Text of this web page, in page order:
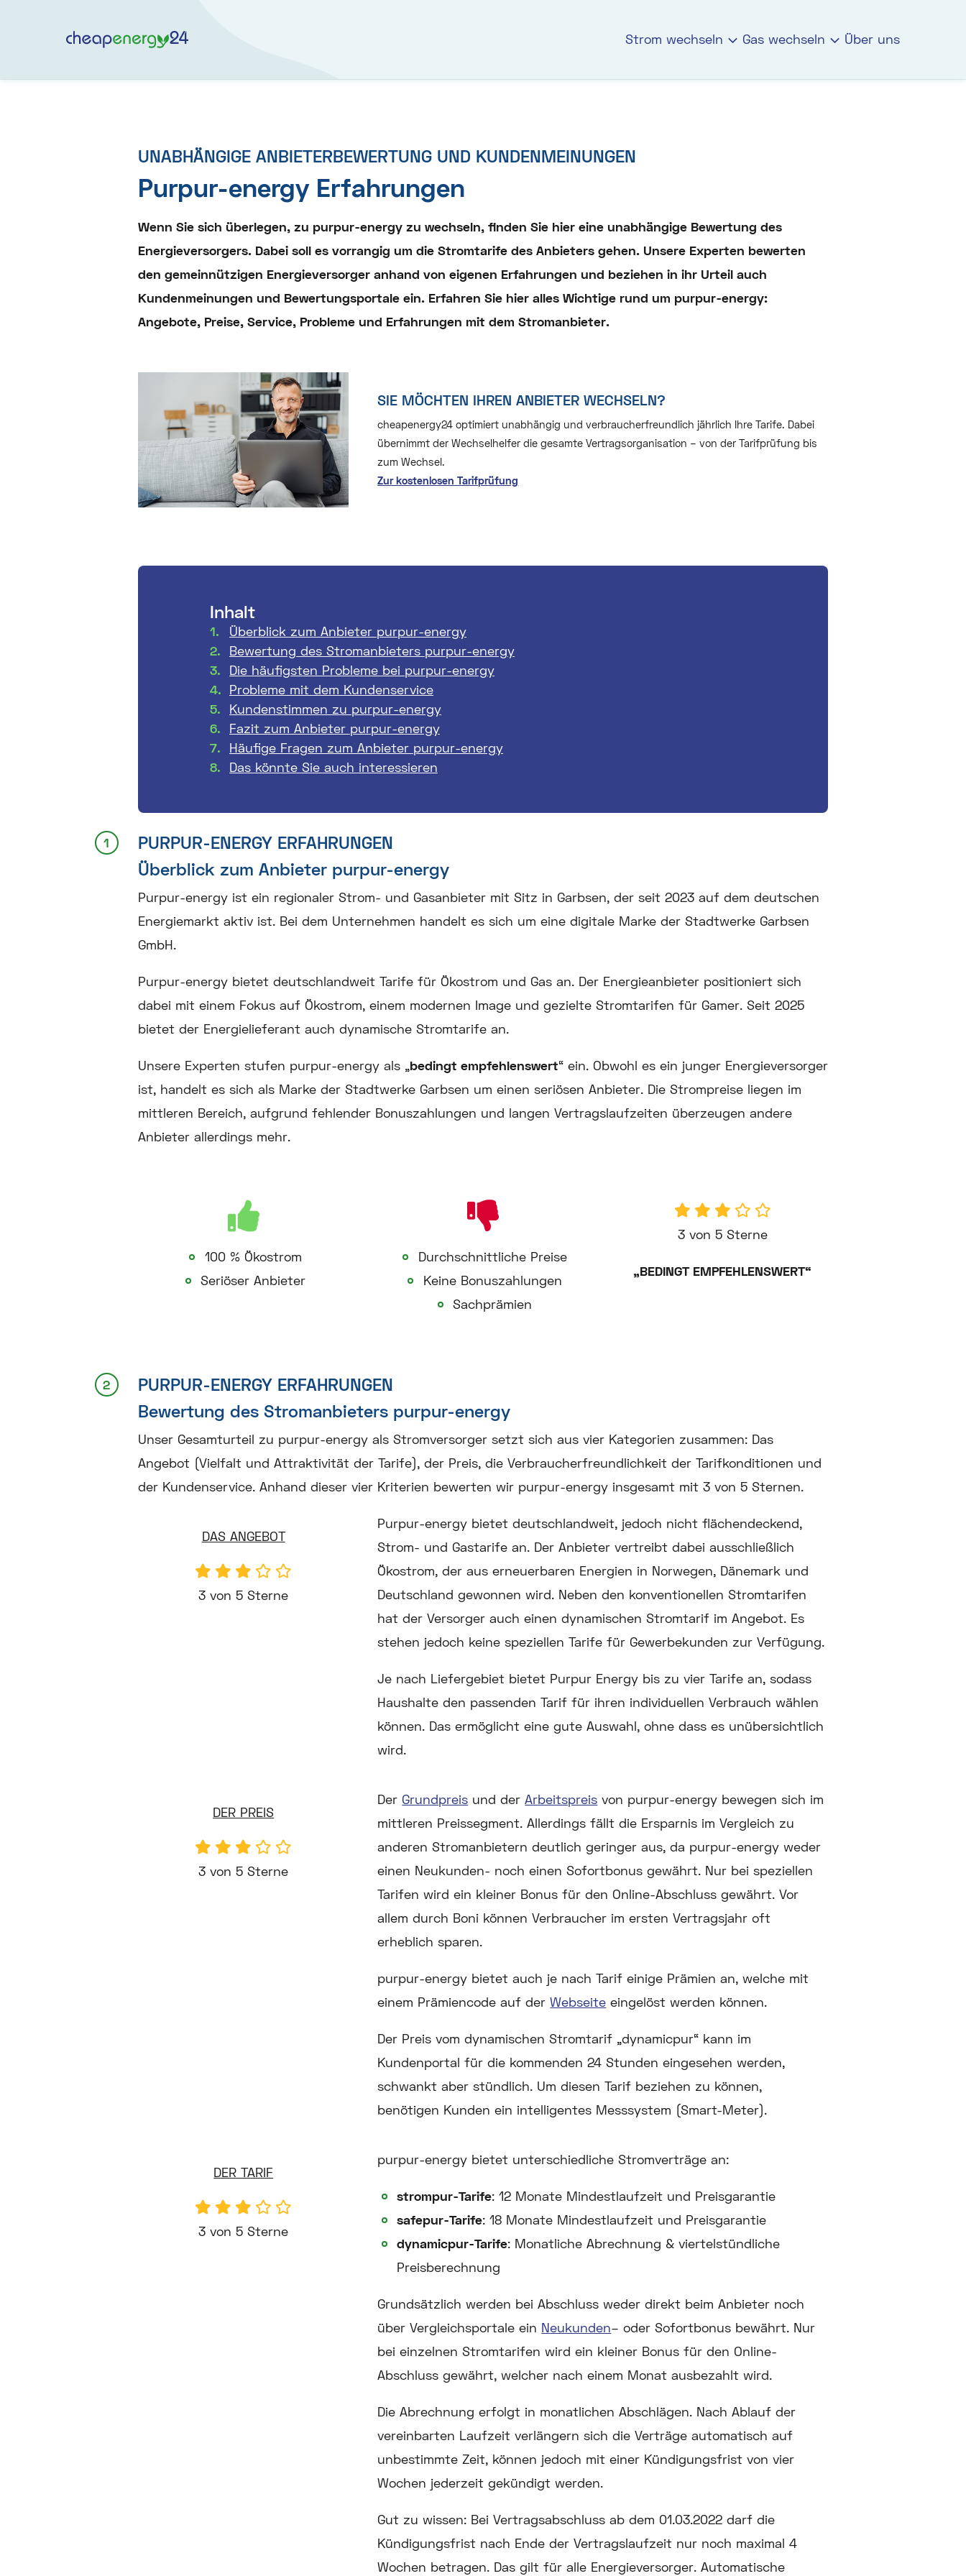
Strom wechseln Gas wechseln Über uns
UNABHÄNGIGE ANBIETERBEWERTUNG UND KUNDENMEINUNGEN
Purpur-energy Erfahrungen
Wenn Sie sich überlegen, zu purpur-energy zu wechseln, finden Sie hier eine unabhängige Bewertung des
Energieversorgers. Dabei soll es vorrangig um die Stromtarife des Anbieters gehen. Unsere Experten bewerten
den gemeinnützigen Energieversorger anhand von eigenen Erfahrungen und beziehen in ihr Urteil auch
Kundenmeinungen und Bewertungsportale ein. Erfahren Sie hier alles Wichtige rund um purpur-energy:
Angebote, Preise, Service, Probleme und Erfahrungen mit dem Stromanbieter.
SIE MÖCHTEN IHREN ANBIETER WECHSELN?
cheapenergy24 optimiert unabhängig und verbraucherfreundlich jährlich Ihre Tarife. Dabei
übernimmt der Wechselhelfer die gesamte Vertragsorganisation – von der Tarifprüfung bis
zum Wechsel.
Zur kostenlosen Tarifprüfung
Inhalt
Überblick zum Anbieter purpur-energy
Bewertung des Stromanbieters purpur-energy
Die häufigsten Probleme bei purpur-energy
Probleme mit dem Kundenservice
Kundenstimmen zu purpur-energy
Fazit zum Anbieter purpur-energy
Häufige Fragen zum Anbieter purpur-energy
Das könnte Sie auch interessieren
PURPUR-ENERGY ERFAHRUNGEN
Überblick zum Anbieter purpur-energy
Purpur-energy ist ein regionaler Strom- und Gasanbieter mit Sitz in Garbsen, der seit 2023 auf dem deutschen
Energiemarkt aktiv ist. Bei dem Unternehmen handelt es sich um eine digitale Marke der Stadtwerke Garbsen
GmbH.
Purpur-energy bietet deutschlandweit Tarife für Ökostrom und Gas an. Der Energieanbieter positioniert sich
dabei mit einem Fokus auf Ökostrom, einem modernen Image und gezielte Stromtarifen für Gamer. Seit 2025
bietet der Energielieferant auch dynamische Stromtarife an.
Unsere Experten stufen purpur-energy als „bedingt empfehlenswert“ ein. Obwohl es ein junger Energieversorger
ist, handelt es sich als Marke der Stadtwerke Garbsen um einen seriösen Anbieter. Die Strompreise liegen im
mittleren Bereich, aufgrund fehlender Bonuszahlungen und langen Vertragslaufzeiten überzeugen andere
Anbieter allerdings mehr.
100 % Ökostrom
Seriöser Anbieter
Durchschnittliche Preise
Keine Bonuszahlungen
Sachprämien
3 von 5 Sterne
„BEDINGT EMPFEHLENSWERT“
PURPUR-ENERGY ERFAHRUNGEN
Bewertung des Stromanbieters purpur-energy
Unser Gesamturteil zu purpur-energy als Stromversorger setzt sich aus vier Kategorien zusammen: Das
Angebot (Vielfalt und Attraktivität der Tarife), der Preis, die Verbraucherfreundlichkeit der Tarifkonditionen und
der Kundenservice. Anhand dieser vier Kriterien bewerten wir purpur-energy insgesamt mit 3 von 5 Sternen.
DAS ANGEBOT
3 von 5 Sterne
Purpur-energy bietet deutschlandweit, jedoch nicht flächendeckend,
Strom- und Gastarife an. Der Anbieter vertreibt dabei ausschließlich
Ökostrom, der aus erneuerbaren Energien in Norwegen, Dänemark und
Deutschland gewonnen wird. Neben den konventionellen Stromtarifen
hat der Versorger auch einen dynamischen Stromtarif im Angebot. Es
stehen jedoch keine speziellen Tarife für Gewerbekunden zur Verfügung.
Je nach Liefergebiet bietet Purpur Energy bis zu vier Tarife an, sodass
Haushalte den passenden Tarif für ihren individuellen Verbrauch wählen
können. Das ermöglicht eine gute Auswahl, ohne dass es unübersichtlich
wird.
DER PREIS
3 von 5 Sterne
Der Grundpreis und derArbeitspreis von purpur-energy bewegen sich im
mittleren Preissegment. Allerdings fällt die Ersparnis im Vergleich zu
anderen Stromanbietern deutlich geringer aus, da purpur-energy weder
einen Neukunden- noch einen Sofortbonus gewährt. Nur bei speziellen
Tarifen wird ein kleiner Bonus für den Online-Abschluss gewährt. Vor
allem durch Boni können Verbraucher im ersten Vertragsjahr oft
erheblich sparen.
purpur-energy bietet auch je nach Tarif einige Prämien an, welche mit
einem Prämiencode auf derWebseite eingelöst werden können.
Der Preis vom dynamischen Stromtarif „dynamicpur“ kann im
Kundenportal für die kommenden 24 Stunden eingesehen werden,
schwankt aber stündlich. Um diesen Tarif beziehen zu können,
benötigen Kunden ein intelligentes Messsystem (Smart-Meter).
DER TARIF
3 von 5 Sterne
purpur-energy bietet unterschiedliche Stromverträge an:
strompur-Tarife: 12 Monate Mindestlaufzeit und Preisgarantie
safepur-Tarife: 18 Monate Mindestlaufzeit und Preisgarantie
dynamicpur-Tarife: Monatliche Abrechnung & viertelstündliche
Preisberechnung
Grundsätzlich werden bei Abschluss weder direkt beim Anbieter noch
über Vergleichsportale ein Neukunden– oder Sofortbonus bewährt. Nur
bei einzelnen Stromtarifen wird ein kleiner Bonus für den Online-
Abschluss gewährt, welcher nach einem Monat ausbezahlt wird.
Die Abrechnung erfolgt in monatlichen Abschlägen. Nach Ablauf der
vereinbarten Laufzeit verlängern sich die Verträge automatisch auf
unbestimmte Zeit, können jedoch mit einer Kündigungsfrist von vier
Wochen jederzeit gekündigt werden.
Gut zu wissen: Bei Vertragsabschluss ab dem 01.03.2022 darf die
Kündigungsfrist nach Ende der Vertragslaufzeit nur noch maximal 4
Wochen betragen. Das gilt für alle Energieversorger. Automatische